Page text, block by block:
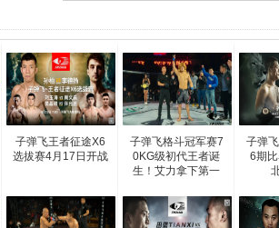
子弹飞王者征途X6
选拔赛4月17日开战
子弹飞格斗冠军赛7
0KG级初代王者诞
生！艾力拿下第一
子弹
6期